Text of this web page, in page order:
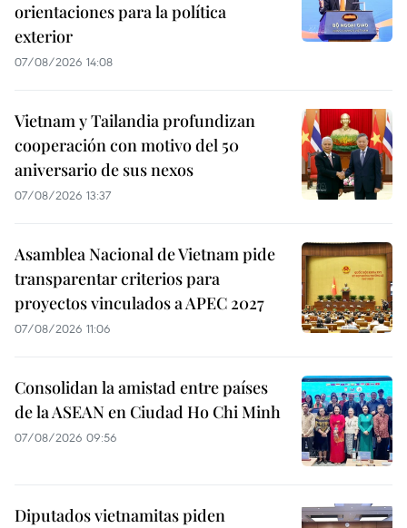
orientaciones para la política
exterior
07/08/2026 14:08
Vietnam y Tailandia profundizan
cooperación con motivo del 50
aniversario de sus nexos
07/08/2026 13:37
Asamblea Nacional de Vietnam pide
transparentar criterios para
proyectos vinculados a APEC 2027
07/08/2026 11:06
Consolidan la amistad entre países
de la ASEAN en Ciudad Ho Chi Minh
07/08/2026 09:56
Diputados vietnamitas piden